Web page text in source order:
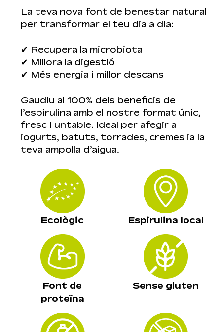
La teva nova font de benestar natural
per transformar el teu dia a dia:
✔ Recupera la microbiota
✔ Millora la digestió
✔ Més energia i millor descans
Gaudiu al 100% dels beneficis de
l’espirulina amb el nostre format únic,
fresc i untable. Ideal per afegir a
iogurts, batuts, torrades, cremes ia la
teva ampolla d’aigua.
Ecològic Espirulina local
Font de
proteïna
Sense gluten